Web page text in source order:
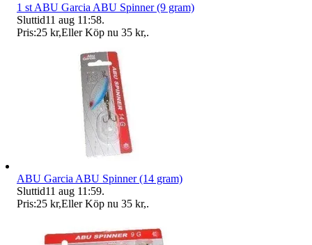
1 st ABU Garcia ABU Spinner (9 gram)
Sluttid11 aug 11:58.
Pris:25 kr,Eller Köp nu 35 kr,.
ABU Garcia ABU Spinner (14 gram)
Sluttid11 aug 11:59.
Pris:25 kr,Eller Köp nu 35 kr,.